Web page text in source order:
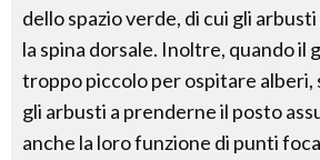
dello spazio verde, di cui gli
la spina dorsale. Inoltre, quando il
troppo piccolo per ospitare alberi,
gli arbusti a prenderne il posto
anche la loro funzione di punti